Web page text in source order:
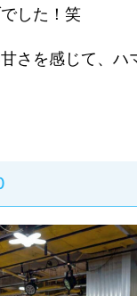
した！笑
さを感じて、ハ